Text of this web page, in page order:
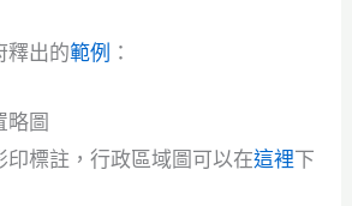
釋出的範例 ：
略圖
印標註，行政區域圖可以在這裡下